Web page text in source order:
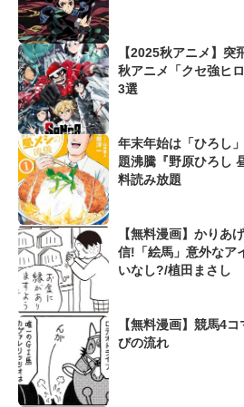
【2025秋アニメ】
秋アニメ「クセ強ヒ
3選
年末年始は「ひろし
題沸騰『野原ひろし
料読み放題
【無料漫画】かりあ
信!「絵馬」意外なア
いなし?/植田まさし
【無料漫画】競馬4
びの流れ